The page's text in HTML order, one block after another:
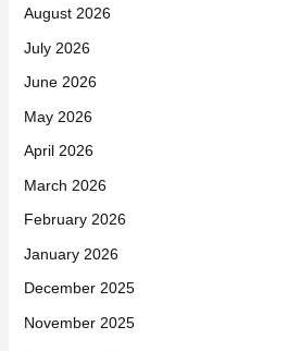
August 2026
July 2026
June 2026
May 2026
April 2026
March 2026
February 2026
January 2026
December 2025
November 2025